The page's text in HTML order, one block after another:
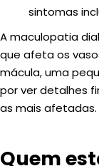
sintomas
A maculopatia
que afeta os
mácula, uma
por ver detalhes
as mais afetadas.
Quem